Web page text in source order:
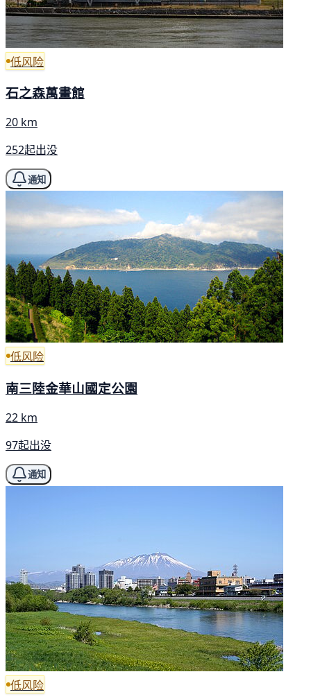
低风险
石之森萬畫館
20 km
252起出没
通知
低风险
南三陸金華山國定公園
22 km
97起出没
通知
低风险